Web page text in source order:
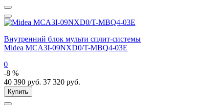
Внутренний блок мульти сплит-системы
Midea MCA3I-09NXD0/T-MBQ4-03E
0
-8 %
40 390 руб. 37 320 руб.
Купить